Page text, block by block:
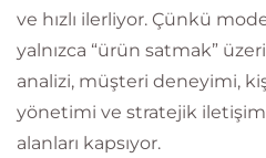
ve hızlı ilerliyor. Çünkü
yalnızca “ürün satmak”
analizi, müşteri deneyimi,
yönetimi ve stratejik
alanları kapsıyor.